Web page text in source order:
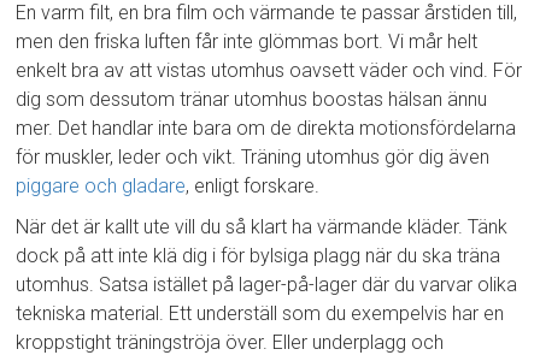
En varm filt, en bra film och värmande te passar årstiden till,
men den friska luften får inte glömmas bort. Vi mår helt
enkelt bra av att vistas utomhus oavsett väder och vind. För
dig som dessutom tränar utomhus boostas hälsan ännu
mer. Det handlar inte bara om de direkta motionsfördelarna
för muskler, leder och vikt. Träning utomhus gör dig även
piggare och gladare, enligt forskare.
När det är kallt ute vill du så klart ha värmande kläder. Tänk
dock på att inte klä dig i för bylsiga plagg när du ska träna
utomhus. Satsa istället på lager-på-lager där du varvar olika
tekniska material. Ett underställ som du exempelvis har en
kroppstight träningströja över. Eller underplagg och